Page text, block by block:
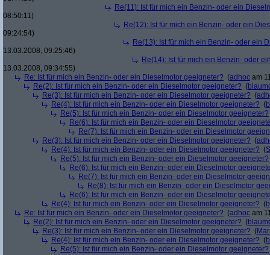
Re(11): Ist für mich ein Benzin- oder ein
08:50:11)
Re(12): Ist für mich ein Benzin- oder ein
09:24:54)
Re(13): Ist für mich ein Benzin- oder ein
13.03.2008, 09:25:46)
Re(14): Ist für mich ein Benzin- oder
13.03.2008, 09:34:55)
Re: Ist für mich ein Benzin- oder ein Dieselmotor geeigneter? (adhoc am
Re(2): Ist für mich ein Benzin- oder ein Dieselmotor geeigneter? (
Re(3): Ist für mich ein Benzin- oder ein Dieselmotor geeigneter? (
Re(4): Ist für mich ein Benzin- oder ein Dieselmotor geeigneter? (
Re(5): Ist für mich ein Benzin- oder ein Dieselmotor geeigneter?
Re(6): Ist für mich ein Benzin- oder ein Dieselmotor
Re(7): Ist für mich ein Benzin- oder ein Dieselmotor
Re(3): Ist für mich ein Benzin- oder ein Dieselmotor geeigneter? (
Re(4): Ist für mich ein Benzin- oder ein Dieselmotor geeigneter? (
Re(5): Ist für mich ein Benzin- oder ein Dieselmotor geeigneter?
Re(6): Ist für mich ein Benzin- oder ein Dieselmotor
Re(7): Ist für mich ein Benzin- oder ein Dieselmotor
Re(8): Ist für mich ein Benzin- oder ein Dieselmotor
Re(6): Ist für mich ein Benzin- oder ein Dieselmotor
Re(4): Ist für mich ein Benzin- oder ein Dieselmotor geeigneter? (
Re: Ist für mich ein Benzin- oder ein Dieselmotor geeigneter? (adhoc am
Re(2): Ist für mich ein Benzin- oder ein Dieselmotor geeigneter? (
Re(3): Ist für mich ein Benzin- oder ein Dieselmotor geeigneter? (
Re(4): Ist für mich ein Benzin- oder ein Dieselmotor geeigneter? (
Re(5): Ist für mich ein Benzin- oder ein Dieselmotor geeigneter?